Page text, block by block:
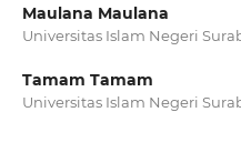
Maulana Maulana
Universitas Islam Negeri
Tamam Tamam
Universitas Islam Negeri